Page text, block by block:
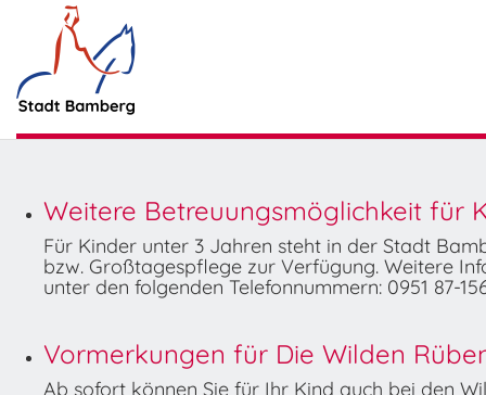
Weitere Betreuungsmöglichkeit für
Für Kinder unter 3 Jahren steht in der Stadt
bzw. Großtagespflege zur Verfügung. Weitere
unter den folgenden Telefonnummern: 0951 87-
Vormerkungen für Die Wilden
Ab sofort können Sie für Ihr Kind auch bei den